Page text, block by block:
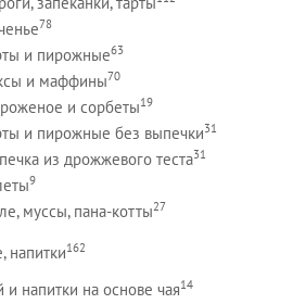
78
и пирожные63
и маффины70
и сорбеты19
и пирожные без выпечки31
из дрожжевого теста31
9
муссы, пана-котты27
напитки162
и напитки на основе чая14